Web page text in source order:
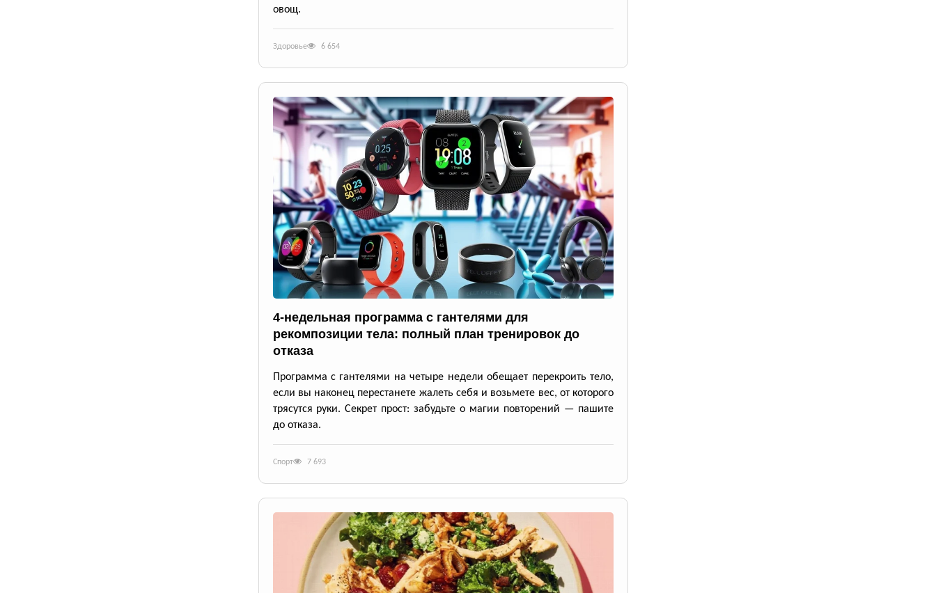
овощ.
Здоровье 6 654
4-недельная программа с гантелями для
рекомпозиции тела: полный план тренировок до
отказа
Программа с гантелями на четыре недели обещает перекроить тело,
если вы наконец перестанете жалеть себя и возьмете вес, от которого
трясутся руки. Секрет прост: забудьте о магии повторений — пашите
до отказа.
Спорт 7 693